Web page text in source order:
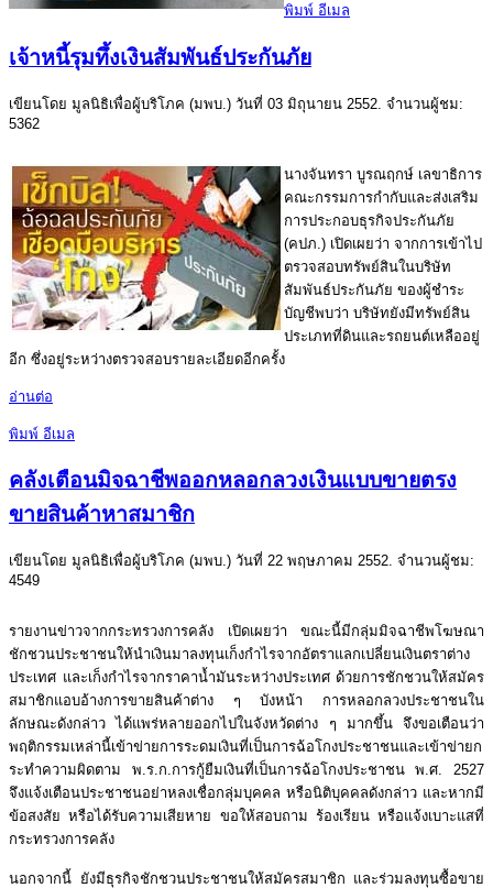
พิมพ์ อีเมล
เจ้าหนี้รุมทึ้งเงินสัมพันธ์ประกันภัย
เขียนโดย มูลนิธิเพื่อผู้บริโภค (มพบ.) วันที่ 03 มิถุนายน 2552 . จำนวนผู้ชม:
5362
นางจันทรา บูรณฤกษ์ เลขาธิการ
คณะกรรมการกำกับและส่งเสริม
การประกอบธุรกิจประกันภัย
(คปภ.) เปิดเผยว่า จากการเข้าไป
ตรวจสอบทรัพย์สินในบริษัท
สัมพันธ์ประกันภัย ของผู้ชำระ
บัญชีพบว่า บริษัทยังมีทรัพย์สิน
ประเภทที่ดินและรถยนต์เหลืออยู่
อีก ซึ่งอยู่ระหว่างตรวจสอบรายละเอียดอีกครั้ง
อ่านต่อ
พิมพ์ อีเมล
คลังเตือนมิจฉาชีพออกหลอกลวงเงินแบบขายตรง
ขายสินค้าหาสมาชิก
เขียนโดย มูลนิธิเพื่อผู้บริโภค (มพบ.) วันที่ 22 พฤษภาคม 2552. จำนวนผู้ชม:
4549
รายงานข่าวจากกระทรวงการคลัง เปิดเผยว่า ขณะนี้มีกลุ่มมิจฉาชีพโฆษณา
ชักชวนประชาชนให้นำเงินมาลงทุนเก็งกำไรจากอัตราแลกเปลี่ยนเงินตราต่าง
ประเทศ และเก็งกำไรจากราคาน้ำมันระหว่างประเทศ ด้วยการชักชวนให้สมัคร
สมาชิกแอบอ้างการขายสินค้าต่าง ๆ บังหน้า การหลอกลวงประชาชนใน
ลักษณะดังกล่าว ได้แพร่หลายออกไปในจังหวัดต่าง ๆ มากขึ้น จึงขอเตือนว่า
พฤติกรรมเหล่านี้เข้าข่ายการระดมเงินที่เป็นการฉ้อโกงประชาชนและเข้าข่ายก
ระทําความผิดตาม พ.ร.ก.การกู้ยืมเงินที่เป็นการฉ้อโกงประชาชน พ.ศ. 2527
จึงแจ้งเตือนประชาชนอย่าหลงเชื่อกลุ่มบุคคล หรือนิติบุคคลดังกล่าว และหากมี
ข้อสงสัย หรือได้รับความเสียหาย ขอให้สอบถาม ร้องเรียน หรือแจ้งเบาะแสที่
กระทรวงการคลัง
นอกจากนี้ ยังมีธุรกิจชักชวนประชาชนให้สมัครสมาชิก และร่วมลงทุนซื้อขาย